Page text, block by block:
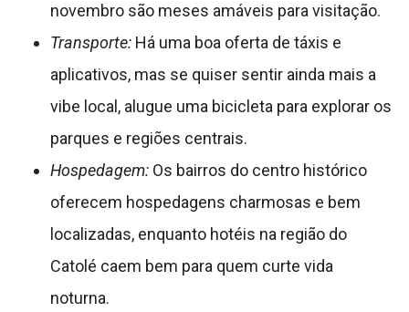
novembro são meses amáveis para visitação.
Transporte: Há uma boa oferta de táxis e
aplicativos, mas se quiser sentir ainda mais a
vibe local, alugue uma bicicleta para explorar os
parques e regiões centrais.
Hospedagem: Os bairros do centro histórico
oferecem hospedagens charmosas e bem
localizadas, enquanto hotéis na região do
Catolé caem bem para quem curte vida
noturna.